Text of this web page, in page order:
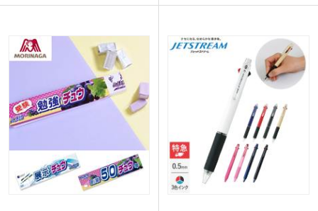
ノベルティに最適。転写印刷による4色
途に合わせてお選びください。
で幅広く使えるので、企業セミナーや学
校説明会などで配布するノベルティにい
動画提供 : SP source